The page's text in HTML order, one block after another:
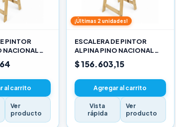
PINTOR
NACIONAL
al carrito
Ver
producto
¡Últimas 2 unidades!
ESCALERA DE PINTOR
ALPINA PINO NACIONAL
3,30M PRO
$ 156.603,15
Agregar al carrito
Vista
rápida
Ver
producto